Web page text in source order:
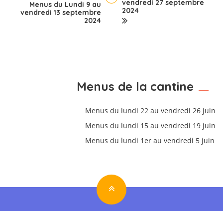
Menus du Lundi 9 au
vendredi 13 septembre
2024
vendredi 27 septembre
2024
Menus de la cantine
Menus du lundi 22 au vendredi 26 juin
Menus du lundi 15 au vendredi 19 juin
Menus du lundi 1er au vendredi 5 juin